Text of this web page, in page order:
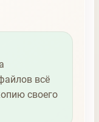
всё
своего